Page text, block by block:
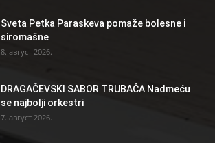
Sveta Petka Paraskeva pomaže bolesne i
siromašne
8. август 2026.
DRAGAČEVSKI SABOR TRUBAČA Nadmeću
se najbolji orkestri
7. август 2026.